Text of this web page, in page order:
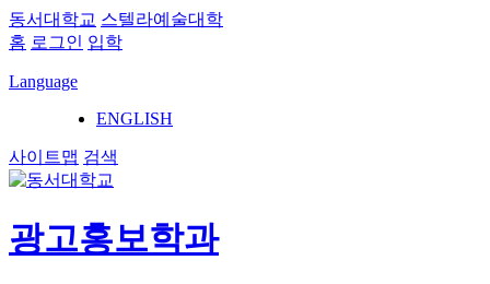
동서대학교 스텔라예술대학
홈 로그인 입학
Language
ENGLISH
사이트맵 검색
광고홍보학과